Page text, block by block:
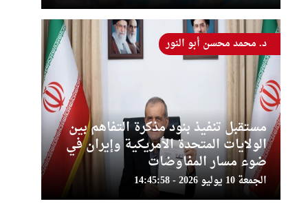
مستقبل تنفيذ بنود مذكرة التفاهم بين
الولايات المتحدة الأمريكية وإيران في
ضوء مسار المفاوضات
الجمعة 10 يوليو 2026 - 14:45:58
د. محمد محسن أبو النور